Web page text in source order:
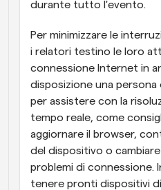
durante tutto l'evento.
Per minimizzare le
i relatori testino le loro
connessione Internet in
disposizione una
per assistere con la
tempo reale, come
aggiornare il browser,
del dispositivo o
problemi di connessione.
tenere pronti dispositivi